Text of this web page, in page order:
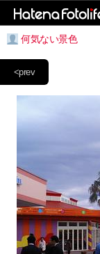
何気ない景色
<prev